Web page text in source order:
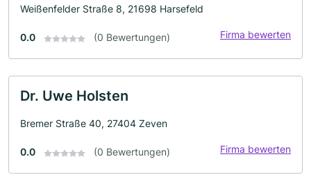
Weißenfelder Straße 8, 21698 Harsefeld
0.0 (0 Bewertungen) Firma bewerten
Dr. Uwe Holsten
Bremer Straße 40, 27404 Zeven
0.0 (0 Bewertungen) Firma bewerten